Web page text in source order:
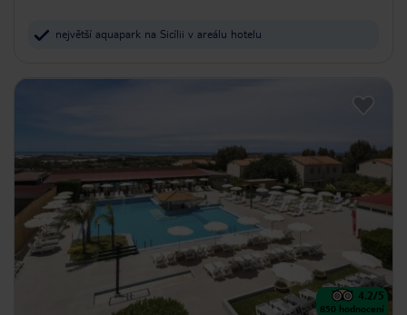
největší aquapark na Sicílii v areálu hotelu
4.2/5
850 hodnocení